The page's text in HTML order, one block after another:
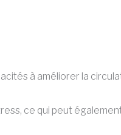
à améliorer la
ce qui peut